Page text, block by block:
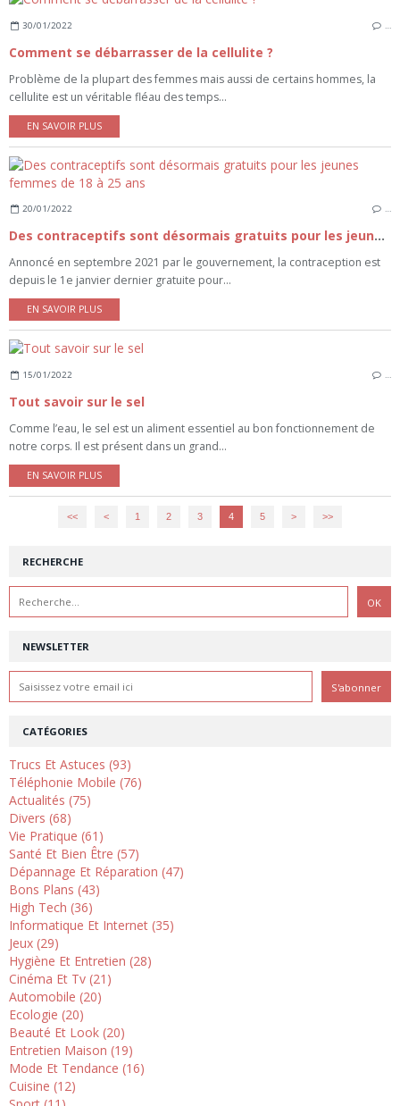
30/01/2022 …
Comment se débarrasser de la cellulite ?
Problème de la plupart des femmes mais aussi de certains hommes, la
cellulite est un véritable fléau des temps...
EN SAVOIR PLUS
20/01/2022 …
Des contraceptifs sont désormais gratuits pour les jeunes femmes de 18 à 25 ans
Annoncé en septembre 2021 par le gouvernement, la contraception est
depuis le 1e janvier dernier gratuite pour...
EN SAVOIR PLUS
15/01/2022 …
Tout savoir sur le sel
Comme l’eau, le sel est un aliment essentiel au bon fonctionnement de
notre corps. Il est présent dans un grand...
EN SAVOIR PLUS
<< < 1 2 3 4 5 > >>
NEWSLETTER
RECHERCHE
CATÉGORIES
Trucs Et Astuces (93)
Téléphonie Mobile (76)
Actualités (75)
Divers (68)
Vie Pratique (61)
Santé Et Bien Être (57)
Dépannage Et Réparation (47)
Bons Plans (43)
High Tech (36)
Informatique Et Internet (35)
Jeux (29)
Hygiène Et Entretien (28)
Cinéma Et Tv (21)
Automobile (20)
Ecologie (20)
Beauté Et Look (20)
Entretien Maison (19)
Mode Et Tendance (16)
Cuisine (12)